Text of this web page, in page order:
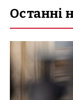
Останні